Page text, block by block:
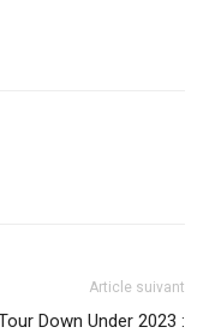
Article suivant
Down Under 2023 :